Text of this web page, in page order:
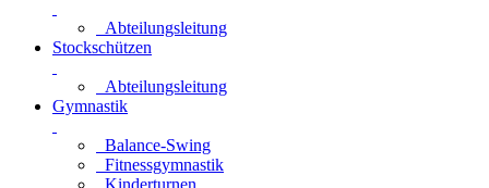
Abteilungsleitung
Stockschützen
Abteilungsleitung
Gymnastik
Balance-Swing
Fitnessgymnastik